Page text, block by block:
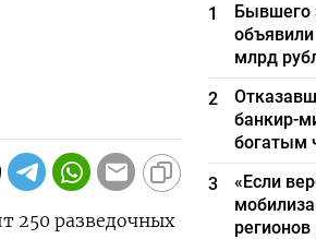
250 разведочных
1
Бывшего
млрд
2
банкир-
богатым
3
«Если